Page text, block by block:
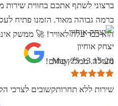
ברצוני לשתף אתכם בחווית שירות
ברמה גבוהה מאוד. הזמנו פתיח
הוא כבר עלה לאוויר! 🚀 ממשק
מעולה. ממליץ בחום!
יצחק אוחיון
15:20 13 May 25
שירות ללא תחרותקשובים לצרכי